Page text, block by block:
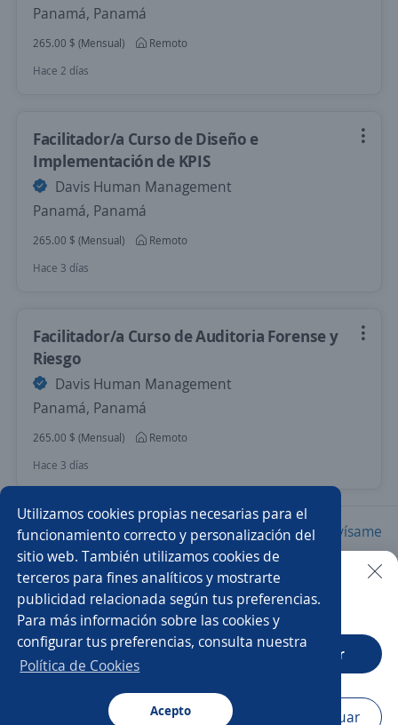
Utilizamos cookies propias necesarias para el
funcionamiento correcto y personalización del
sitio web. También utilizamos cookies de
terceros para fines analíticos y mostrarte
publicidad relacionada según tus preferencias.
Para más información sobre las cookies y
configurar tus preferencias, consulta nuestra
Política de Cookies
Acepto
Panamá, Panamá
265.00 $ (Mensual)
Remoto
Hace 2 días
Facilitador/a Curso de Diseño e
Implementación de KPIS
Davis Human Management
Panamá, Panamá
265.00 $ (Mensual)
Remoto
Hace 3 días
Facilitador/a Curso de Auditoria Forense y
Riesgo
Davis Human Management
Panamá, Panamá
265.00 $ (Mensual)
Remoto
Hace 3 días
Nuevas ofertas de empleo Avísame
Empleos similares
Asesor/a de ventas Asesor/a de crédito
Ejecutivo/a de ventas
Asesor/a comercial
Buscar es más fácil en la app
CT App Abrir
Navegador Continuar